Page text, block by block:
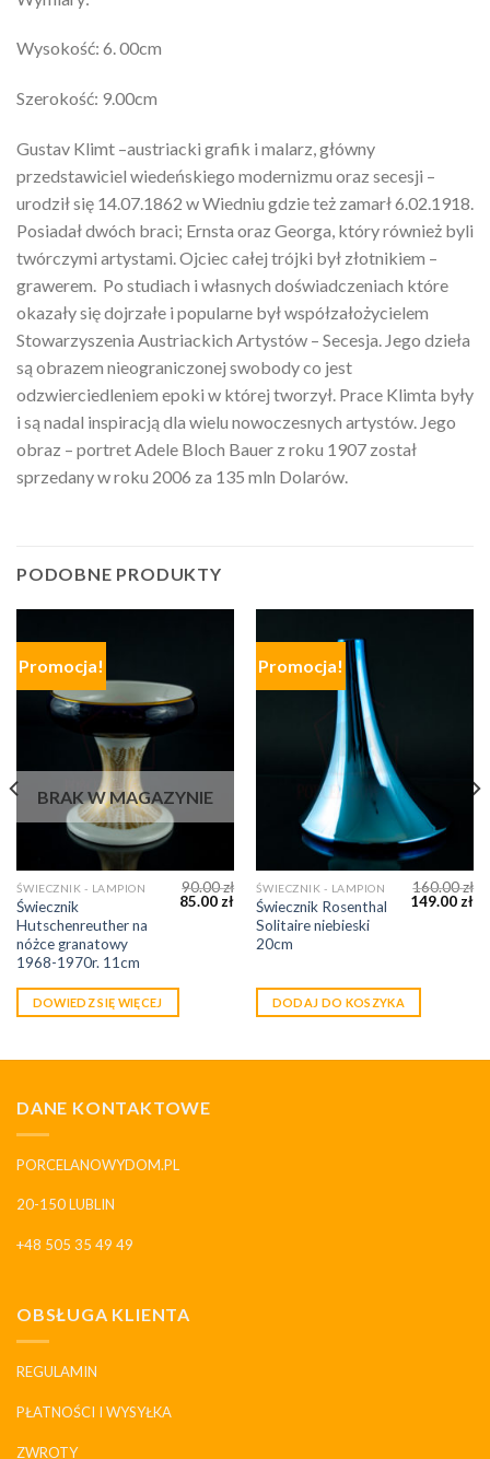
Wysokość: 6. 00cm
Szerokość: 9.00cm
Gustav Klimt –austriacki grafik i malarz, główny
przedstawiciel wiedeńskiego modernizmu oraz secesji –
urodził się 14.07.1862 w Wiedniu gdzie też zamarł 6.02.1918.
Posiadał dwóch braci; Ernsta oraz Georga, który również byli
twórczymi artystami. Ojciec całej trójki był złotnikiem –
grawerem. Po studiach i własnych doświadczeniach które
okazały się dojrzałe i popularne był współzałożycielem
Stowarzyszenia Austriackich Artystów – Secesja. Jego dzieła
są obrazem nieograniczonej swobody co jest
odzwierciedleniem epoki w której tworzył. Prace Klimta były
i są nadal inspiracją dla wielu nowoczesnych artystów. Jego
obraz – portret Adele Bloch Bauer z roku 1907 został
sprzedany w roku 2006 za 135 mln Dolarów.
PODOBNE PRODUKTY
Promocja!
BRAK W MAGAZYNIE
ŚWIECZNIK - LAMPION
Świecznik
Hutschenreuther na
nóżce granatowy
1968-1970r. 11cm
90.00zł
85.00 zł
DOWIEDZ SIĘ WIĘCEJ
Promocja!
ŚWIECZNIK - LAMPION
Świecznik Rosenthal
Solitaire niebieski
20cm
160.00zł
149.00 zł
DODAJ DO KOSZYKA
DANE KONTAKTOWE
PORCELANOWYDOM.PL
20-150 LUBLIN
+48 505 35 49 49
OBSŁUGA KLIENTA
REGULAMIN
PŁATNOŚCI I WYSYŁKA
ZWROTY